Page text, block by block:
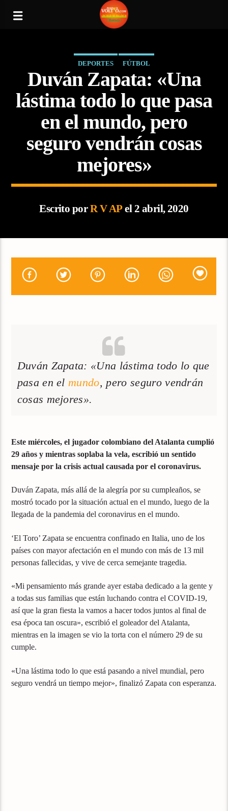
DEPORTES FÚTBOL
Duván Zapata: «Una
lástima todo lo que pasa
en el mundo, pero
seguro vendrán cosas
mejores»
Escrito porR V APel 2 abril, 2020
Duván Zapata: «Una lástima todo lo que
pasa en el mundo, pero seguro vendrán
cosas mejores». ​​​​​​​
Este miércoles, el jugador colombiano del Atalanta cumplió
29 años y mientras soplaba la vela, escribió un sentido
mensaje por la crisis actual causada por el coronavirus.
Duván Zapata, más allá de la alegría por su cumpleaños, se
mostró tocado por la situación actual en el mundo, luego de la
llegada de la pandemia del coronavirus en el mundo.
‘El Toro’ Zapata se encuentra confinado en Italia, uno de los
países con mayor afectación en el mundo con más de 13 mil
personas fallecidas, y vive de cerca semejante tragedia.
«Mi pensamiento más grande ayer estaba dedicado a la gente y
a todas sus familias que están luchando contra el COVID-19,
así que la gran fiesta la vamos a hacer todos juntos al final de
esa época tan oscura», escribió el goleador del Atalanta,
mientras en la imagen se vio la torta con el número 29 de su
cumple.
«Una lástima todo lo que está pasando a nivel mundial, pero
seguro vendrá un tiempo mejor», finalizó Zapata con esperanza.